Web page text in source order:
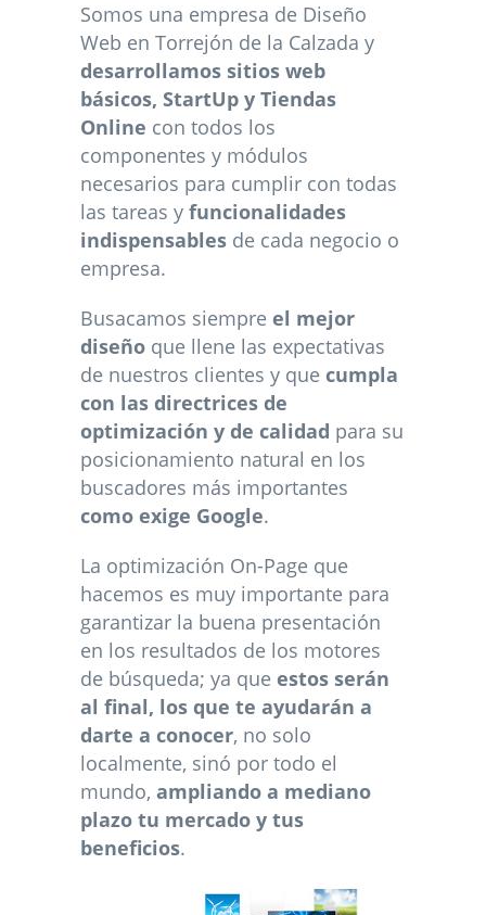
Somos una empresa de Diseño
Web en Torrejón de la Calzada y
desarrollamos sitios web
básicos, StartUp y Tiendas
Online con todos los
componentes y módulos
necesarios para cumplir con todas
las tareas y funcionalidades
indispensables de cada negocio o
empresa.
Busacamos siempre el mejor
diseño que llene las expectativas
de nuestros clientes y que cumpla
con las directrices de
optimización y de calidad para su
posicionamiento natural en los
buscadores más importantes
como exige Google.
La optimización On-Page que
hacemos es muy importante para
garantizar la buena presentación
en los resultados de los motores
de búsqueda; ya que estos serán
al final, los que te ayudarán a
darte a conocer, no solo
localmente, sinó por todo el
mundo, ampliando a mediano
plazo tu mercado y tus
beneficios.